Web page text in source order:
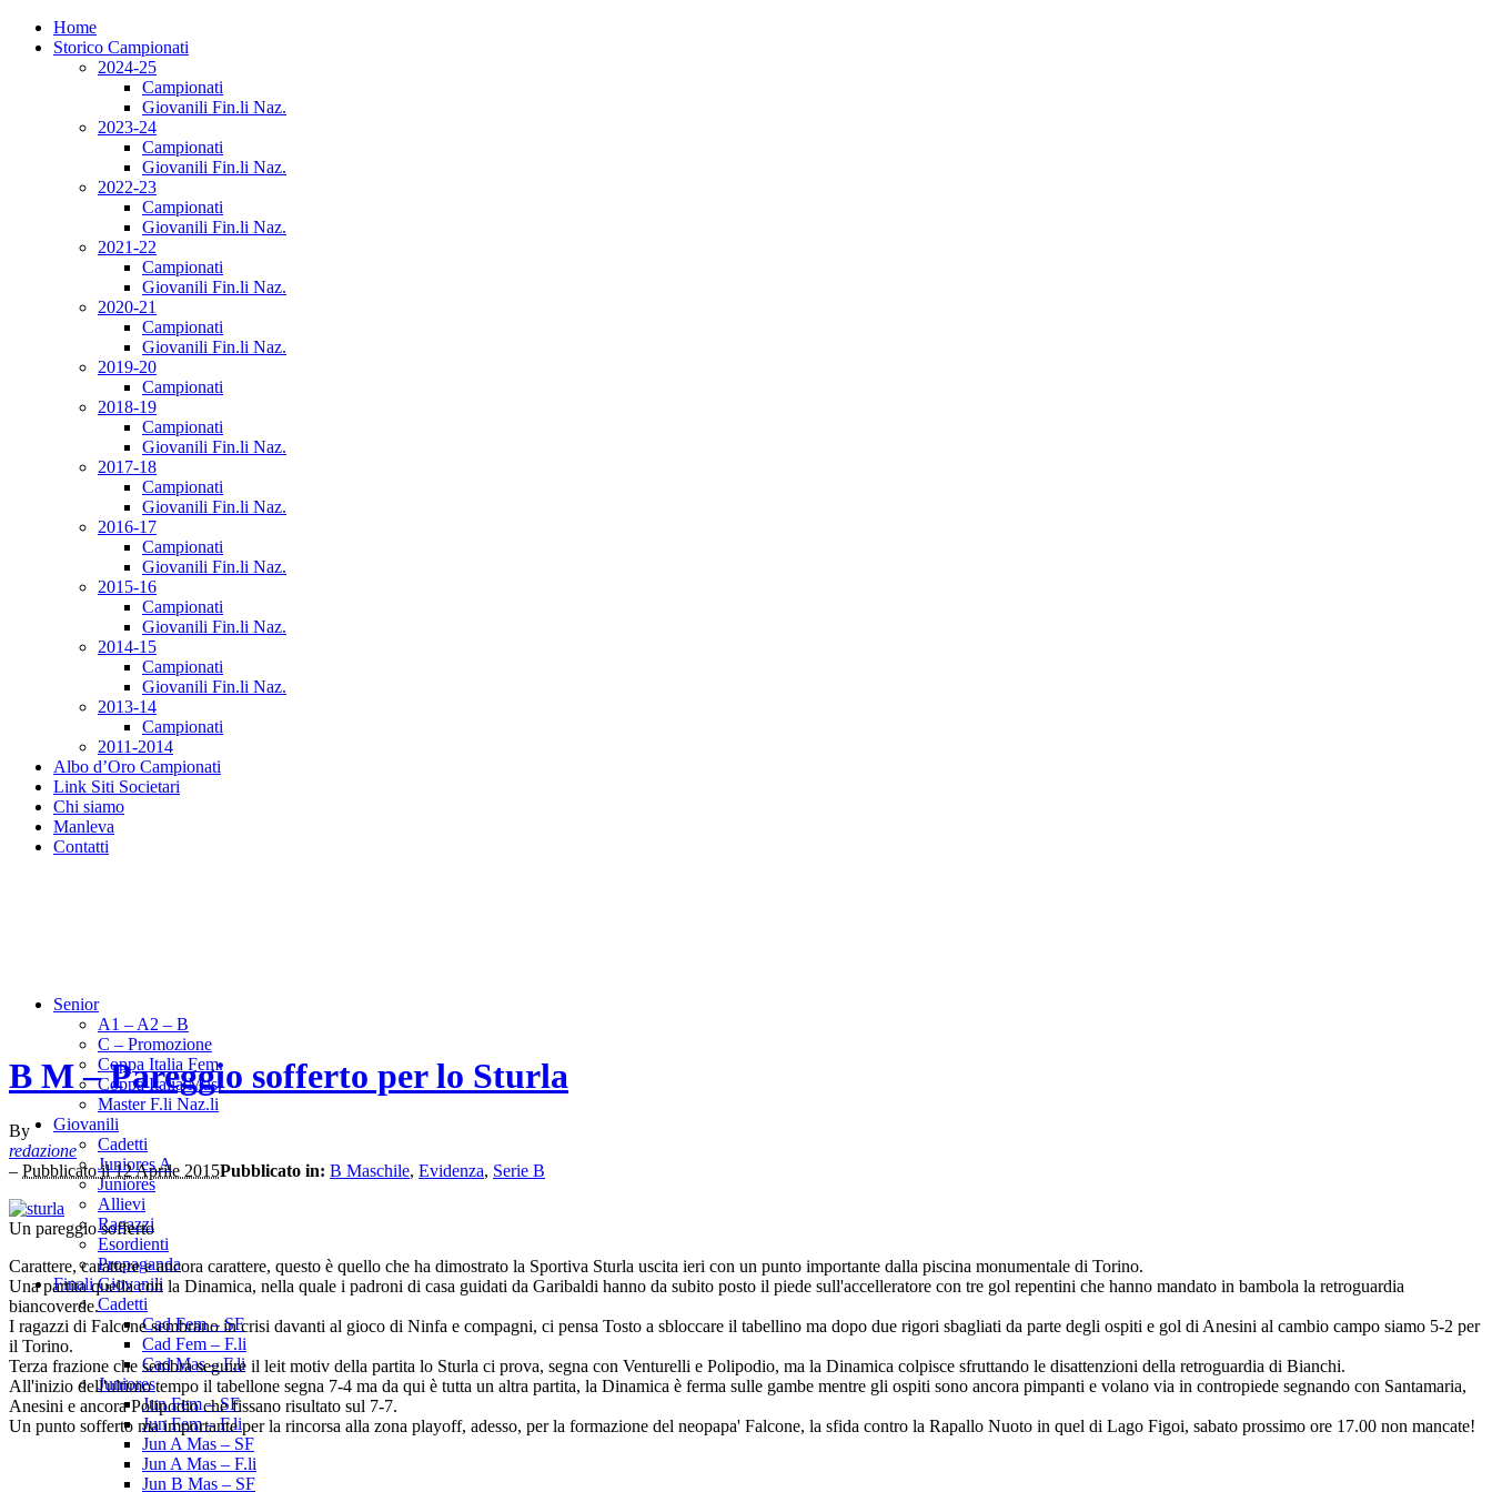
Home
Storico Campionati
2024-25
Campionati
Giovanili Fin.li Naz.
2023-24
Campionati
Giovanili Fin.li Naz.
2022-23
Campionati
Giovanili Fin.li Naz.
2021-22
Campionati
Giovanili Fin.li Naz.
2020-21
Campionati
Giovanili Fin.li Naz.
2019-20
Campionati
2018-19
Campionati
Giovanili Fin.li Naz.
2017-18
Campionati
Giovanili Fin.li Naz.
2016-17
Campionati
Giovanili Fin.li Naz.
2015-16
Campionati
Giovanili Fin.li Naz.
2014-15
Campionati
Giovanili Fin.li Naz.
2013-14
Campionati
2011-2014
Albo d’Oro Campionati
Link Siti Societari
Chi siamo
Manleva
Contatti
Senior
A1 – A2 – B
C – Promozione
Coppa Italia Fem.
Coppa Italia Mas.
Master F.li Naz.li
Giovanili
Cadetti
Juniores A
Juniores
Allievi
Ragazzi
Esordienti
Propaganda
Finali Giovanili
Cadetti
Cad Fem – SF
Cad Fem – F.li
Cad Mas – F.li
Juniores
Jun Fem – SF
Jun Fem – F.li
Jun A Mas – SF
Jun A Mas – F.li
Jun B Mas – SF
B M – Pareggio sofferto per lo Sturla
By
redazione
– Pubblicato il 12 Aprile 2015Pubblicato in: B Maschile, Evidenza, Serie B
Un pareggio sofferto
Carattere, carattere e ancora carattere, questo è quello che ha dimostrato la Sportiva Sturla uscita ieri con un punto importante dalla piscina monumentale di Torino.
Una partita quella con la Dinamica, nella quale i padroni di casa guidati da Garibaldi hanno da subito posto il piede sull'accelleratore con tre gol repentini che hanno mandato in bambola la retroguardia
biancoverde.
I ragazzi di Falcone sembrano in crisi davanti al gioco di Ninfa e compagni, ci pensa Tosto a sbloccare il tabellino ma dopo due rigori sbagliati da parte degli ospiti e gol di Anesini al cambio campo siamo 5-2 per
il Torino.
Terza frazione che sembra seguire il leit motiv della partita lo Sturla ci prova, segna con Venturelli e Polipodio, ma la Dinamica colpisce sfruttando le disattenzioni della retroguardia di Bianchi.
All'inizio dell'ultimo tempo il tabellone segna 7-4 ma da qui è tutta un altra partita, la Dinamica è ferma sulle gambe mentre gli ospiti sono ancora pimpanti e volano via in contropiede segnando con Santamaria,
Anesini e ancora Polipodio che fissano risultato sul 7-7.
Un punto sofferto ma importante per la rincorsa alla zona playoff, adesso, per la formazione del neopapa' Falcone, la sfida contro la Rapallo Nuoto in quel di Lago Figoi, sabato prossimo ore 17.00 non mancate!